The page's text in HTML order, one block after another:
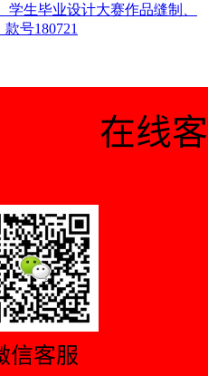
学生毕业设计大赛作品缝制、
号180721